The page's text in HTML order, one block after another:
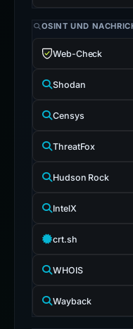
OSINT UND
Web-Check
Shodan
Censys
ThreatFox
Hudson Rock
IntelX
crt.sh
WHOIS
Wayback